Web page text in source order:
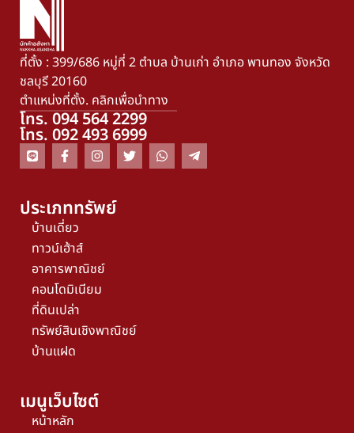
ที่ตั้ง : 399/686 หมู่ที่ 2 ตำบล บ้านเก่า อำเภอ พานทอง จังหวัด
ชลบุรี 20160
ตำแหน่งที่ตั้ง. คลิกเพื่อนำทาง
โทร. 094 564 2299
โทร. 092 493 6999
ประเภททรัพย์
บ้านเดี่ยว
ทาวน์เฮ้าส์
อาคารพาณิชย์
คอนโดมิเนียม
ที่ดินเปล่า
ทรัพย์สินเชิงพาณิชย์
บ้านแฝด
เมนูเว็บไซต์
หน้าหลัก